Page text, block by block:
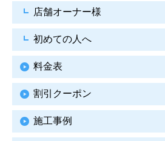
店舗オーナー様
初めての人へ
料金表
割引クーポン
施工事例